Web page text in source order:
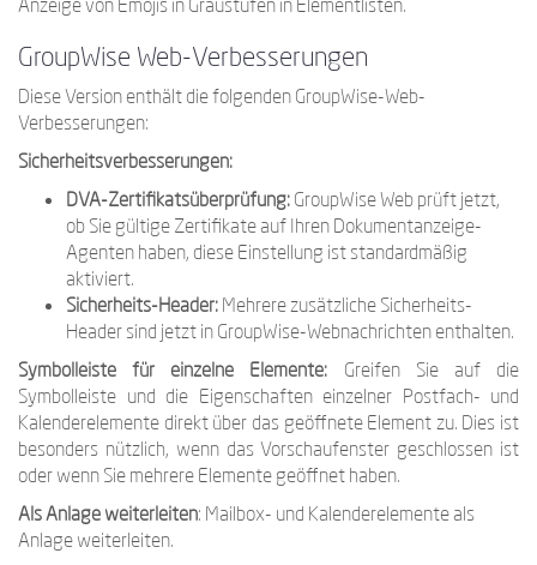
Anzeige von Emojis in Graustufen in Elementlisten.
GroupWise Web-Verbesserungen
Diese Version enthält die folgenden GroupWise-Web-
Verbesserungen:
Sicherheitsverbesserungen:
DVA-Zertifikatsüberprüfung: GroupWise Web prüft jetzt,
ob Sie gültige Zertifikate auf Ihren Dokumentanzeige-
Agenten haben, diese Einstellung ist standardmäßig
aktiviert.
Sicherheits-Header: Mehrere zusätzliche Sicherheits-
Header sind jetzt in GroupWise-Webnachrichten enthalten.
Symbolleiste für einzelne Elemente: Greifen Sie auf die
Symbolleiste und die Eigenschaften einzelner Postfach- und
Kalenderelemente direkt über das geöffnete Element zu. Dies ist
besonders nützlich, wenn das Vorschaufenster geschlossen ist
oder wenn Sie mehrere Elemente geöffnet haben.
Als Anlage weiterleiten: Mailbox- und Kalenderelemente als
Anlage weiterleiten.